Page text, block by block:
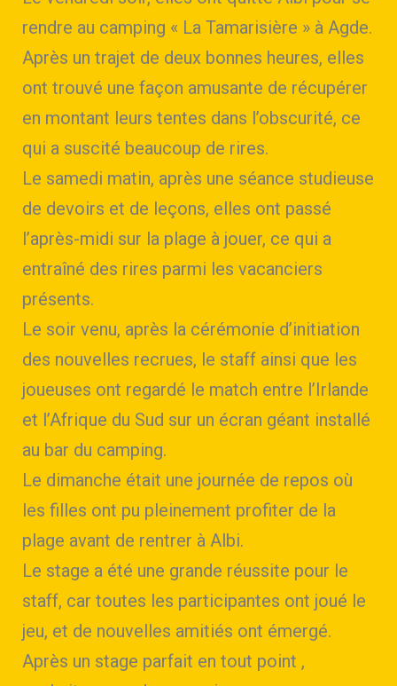
rendre au camping « La Tamarisière » à Agde.
Après un trajet de deux bonnes heures, elles
ont trouvé une façon amusante de récupérer
en montant leurs tentes dans l’obscurité, ce
qui a suscité beaucoup de rires.
Le samedi matin, après une séance studieuse
de devoirs et de leçons, elles ont passé
l’après-midi sur la plage à jouer, ce qui a
entraîné des rires parmi les vacanciers
présents.
Le soir venu, après la cérémonie d’initiation
des nouvelles recrues, le staff ainsi que les
joueuses ont regardé le match entre l’Irlande
et l’Afrique du Sud sur un écran géant installé
au bar du camping.
Le dimanche était une journée de repos où
les filles ont pu pleinement profiter de la
plage avant de rentrer à Albi.
Le stage a été une grande réussite pour le
staff, car toutes les participantes ont joué le
jeu, et de nouvelles amitiés ont émergé.
Après un stage parfait en tout point ,